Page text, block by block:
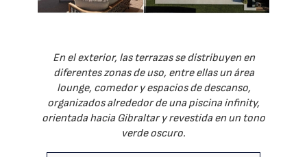
En el exterior, las terrazas se distribuyen en
diferentes zonas de uso, entre ellas un área
lounge, comedor y espacios de descanso,
organizados alrededor de una piscina infinity,
orientada hacia Gibraltar y revestida en un tono
verde oscuro.